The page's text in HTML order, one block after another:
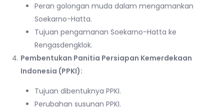
Peran golongan muda dalam mengamankan
Soekarno-Hatta.
Tujuan pengamanan Soekarno-Hatta ke
Rengasdengklok.
Pembentukan Panitia Persiapan Kemerdekaan
Indonesia (PPKI):
Tujuan dibentuknya PPKI.
Perubahan susunan PPKI.